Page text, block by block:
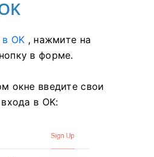
OK , нажмите на
в форме.
окне введите свои
в OK: